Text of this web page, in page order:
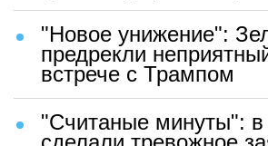
"Новое унижение":
предрекли
встрече с Трампом
"Считаные минуты": в